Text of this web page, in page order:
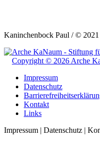
Kaninchenbock Paul / ©
Copyright © 2026 Arche
Impressum
Datenschutz
Kontakt
Links
Impressum | Datenschutz |